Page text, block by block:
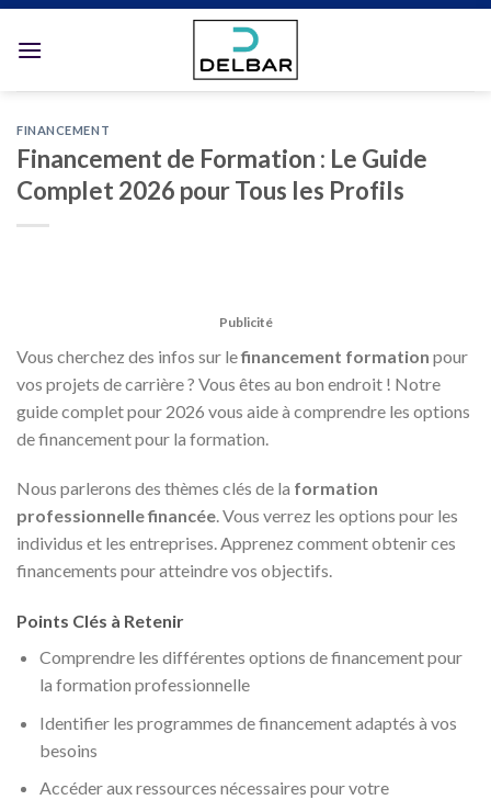
FINANCEMENT
Financement de Formation : Le Guide
Complet 2026 pour Tous les Profils
Publicité
Vous cherchez des infos sur lefinancement formation pour
vos projets de carrière ? Vous êtes au bon endroit ! Notre
guide complet pour 2026 vous aide à comprendre les options
de financement pour la formation.
Nous parlerons des thèmes clés de la formation
professionnelle financée. Vous verrez les options pour les
individus et les entreprises. Apprenez comment obtenir ces
financements pour atteindre vos objectifs.
Points Clés à Retenir
Comprendre les différentes options de financement pour
la formation professionnelle
Identifier les programmes de financement adaptés à vos
besoins
Accéder aux ressources nécessaires pour votre